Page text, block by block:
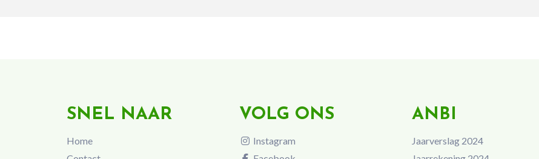
SNEL NAAR
Home
VOLG ONS
Instagram
ANBI
Jaarverslag 2024